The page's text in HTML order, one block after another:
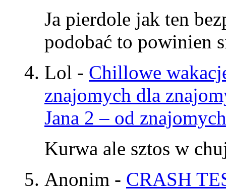
Ja pierdole jak ten
podobać to powinien
Lol - Chillowe
znajomych dla
Jana 2 – od
Kurwa ale sztos w
Anonim - CRASH